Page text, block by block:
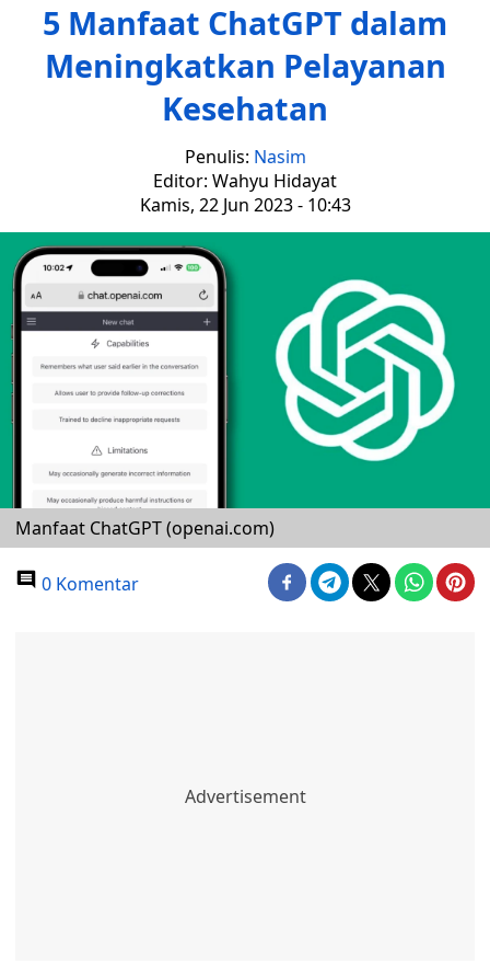
5 Manfaat ChatGPT dalam
Meningkatkan Pelayanan
Kesehatan
Penulis: Nasim
Editor: Wahyu Hidayat
Kamis, 22 Jun 2023 - 10:43
Manfaat ChatGPT (openai.com)
0 Komentar